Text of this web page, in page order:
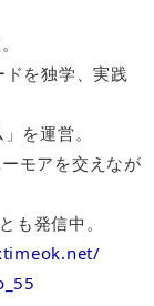
を独学、実践
を運営。
モアを交えなが
も発信中。